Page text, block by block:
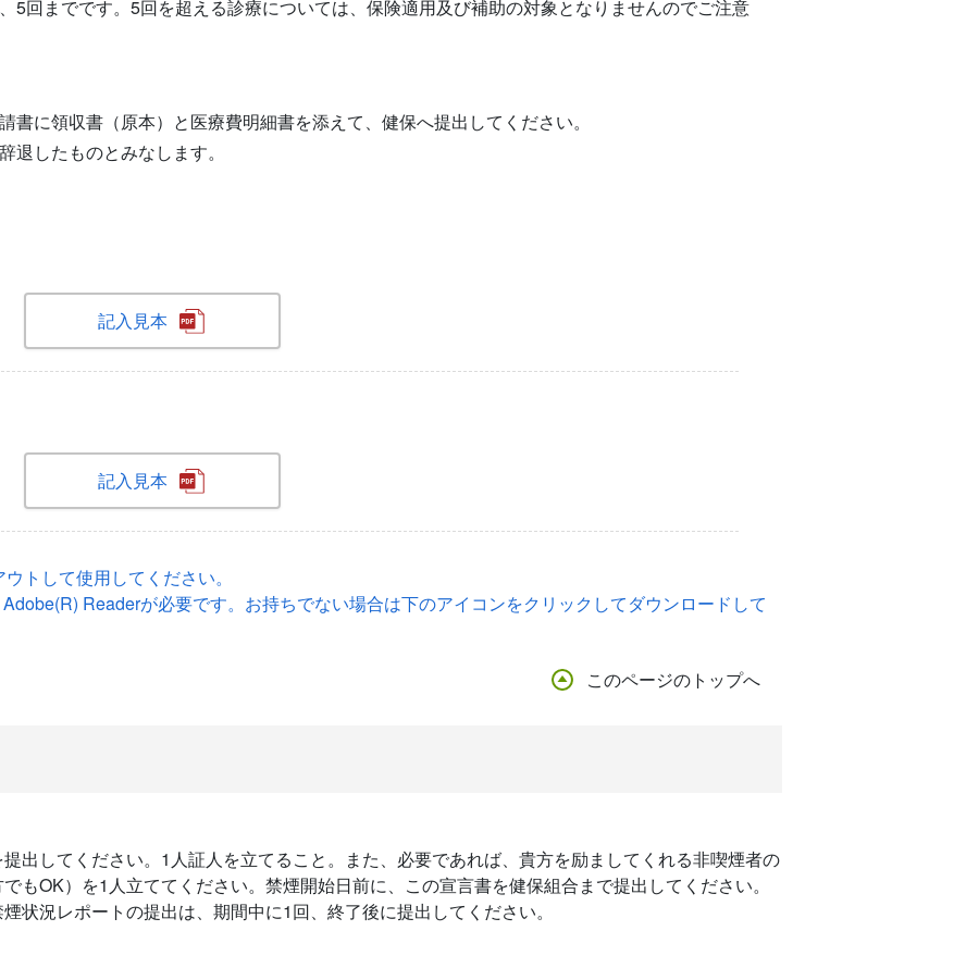
5回までです。5回を超える診療については、保険適用及び補助の対象となりませんのでご注意
書に領収書（原本）と医療費明細書を添えて、健保へ提出してください。
したものとみなします。
記入見本
記入見本
トして使用してください。
Readerが必要です。お持ちでない場合は下のアイコンをクリックしてダウンロードして
このページのトップへ
出してください。1人証人を立てること。また、必要であれば、貴方を励ましてくれる非喫煙者の
もOK）を1人立ててください。禁煙開始日前に、この宣言書を健保組合まで提出してください。
状況レポートの提出は、期間中に1回、終了後に提出してください。